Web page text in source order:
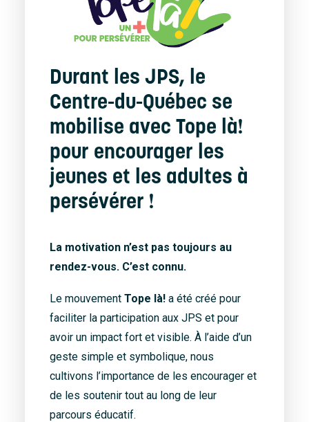
Durant les JPS, le
Centre-du-Québec se
mobilise avec Tope là!
pour encourager les
jeunes et les adultes à
persévérer !
La motivation n’est pas toujours au
rendez-vous. C’est connu.
Le mouvement Tope là! a été créé pour
faciliter la participation aux JPS et pour
avoir un impact fort et visible. À l’aide d’un
geste simple et symbolique, nous
cultivons l’importance de les encourager et
de les soutenir tout au long de leur
parcours éducatif.